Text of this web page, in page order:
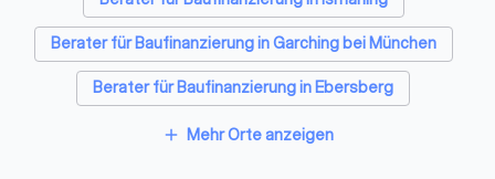
Berater für Baufinanzierung in Garching bei München
Berater für Baufinanzierung in Ebersberg
Berater für Baufinanzierung in Ottobrunn
add Mehr Orte anzeigen